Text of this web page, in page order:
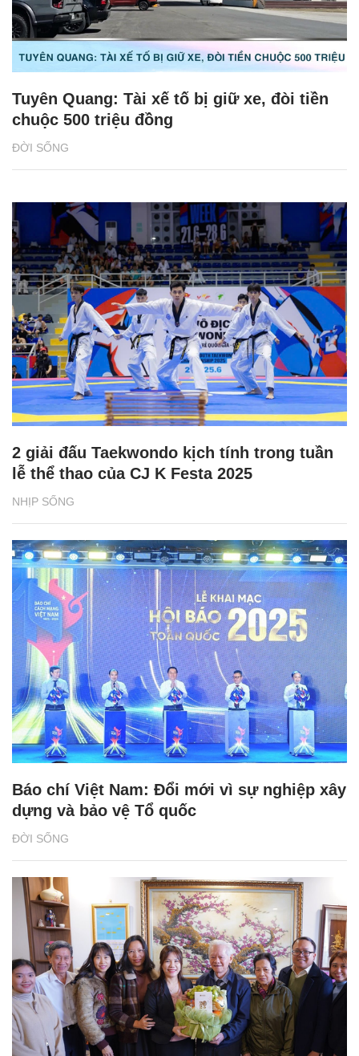
ĐỜI SỐNG
Tuyên Quang: Tài xế tố bị giữ xe, đòi tiền
chuộc 500 triệu đồng
NHỊP SỐNG
2 giải đấu Taekwondo kịch tính trong tuần
lễ thể thao của CJ K Festa 2025
ĐỜI SỐNG
Báo chí Việt Nam: Đổi mới vì sự nghiệp xây
dựng và bảo vệ Tổ quốc